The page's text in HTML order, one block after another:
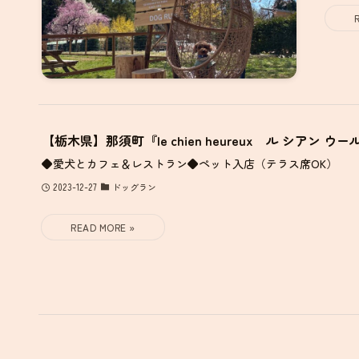
【栃木県】那須町『le chien heureux ル シアン ウー
◆愛犬とカフェ＆レストラン◆ペット入店（テラス席OK）
2023-12-27 ドッグラン